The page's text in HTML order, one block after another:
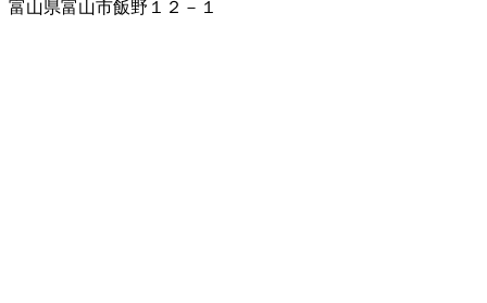
富山県富山市飯野１２－１